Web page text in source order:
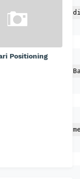
yang lama di
Sunda, kata
Positioning